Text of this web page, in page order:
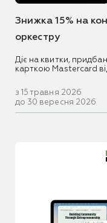
Знижка 15% на
оркестру
Діє на квитки,
карткою Mastercard
з 15 травня 2026
до 30 вересня 2026